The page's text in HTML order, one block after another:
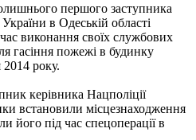
першого заступника
в Одеській області
виконання своїх службових
гасіння пожежі в будинку
року.
керівника Нацполіції
встановили місцезнаходження
його під час спецоперації в